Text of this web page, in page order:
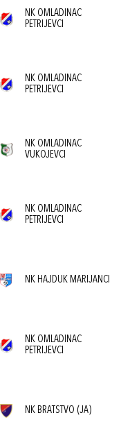
NK OMLADINAC
PETRIJEVCI
NK OMLADINAC
PETRIJEVCI
NK OMLADINAC
VUKOJEVCI
NK OMLADINAC
PETRIJEVCI
NK HAJDUK MARIJANCI
NK OMLADINAC
PETRIJEVCI
NK BRATSTVO (JA)